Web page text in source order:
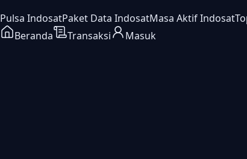
Pulsa IndosatPaket Data IndosatMasa Aktif Indosat
Beranda
Transaksi Masuk